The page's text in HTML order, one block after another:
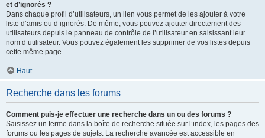
et d’ignorés ?
Dans chaque profil d’utilisateurs, un lien vous permet de les ajouter à votre
liste d’amis ou d’ignorés. De même, vous pouvez ajouter directement des
utilisateurs depuis le panneau de contrôle de l’utilisateur en saisissant leur
nom d’utilisateur. Vous pouvez également les supprimer de vos listes depuis
cette même page.
Haut
Recherche dans les forums
Comment puis-je effectuer une recherche dans un ou des forums ?
Saisissez un terme dans la boîte de recherche située sur l’index, les pages des
forums ou les pages de sujets. La recherche avancée est accessible en